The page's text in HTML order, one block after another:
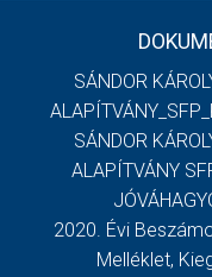
SÁNDOR
SÁNDOR
ALAPÍTVÁNY
2020. Évi
Melléklet,